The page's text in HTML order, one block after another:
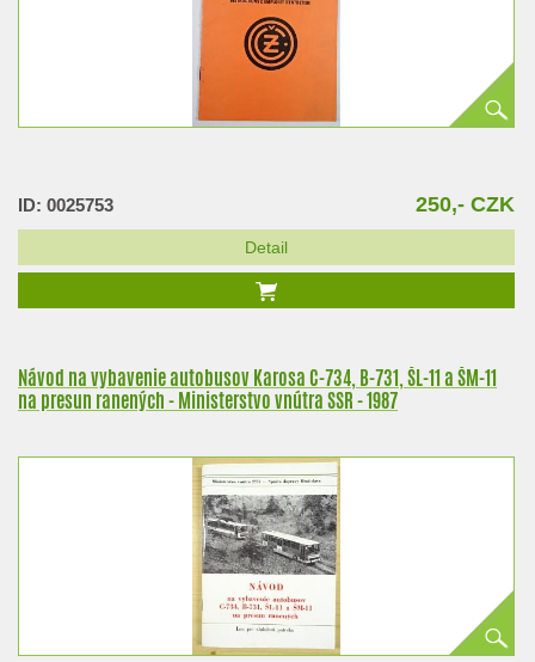
ID: 0025753 250,- CZK
Detail
Návod na vybavenie autobusov Karosa C-734, B-731, ŠL-11 a ŠM-11
na presun ranených - Ministerstvo vnútra SSR - 1987